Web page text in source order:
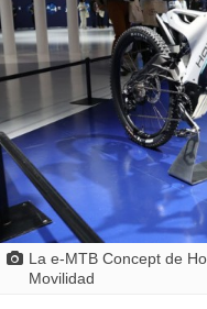
La e-MTB Concept de
Movilidad